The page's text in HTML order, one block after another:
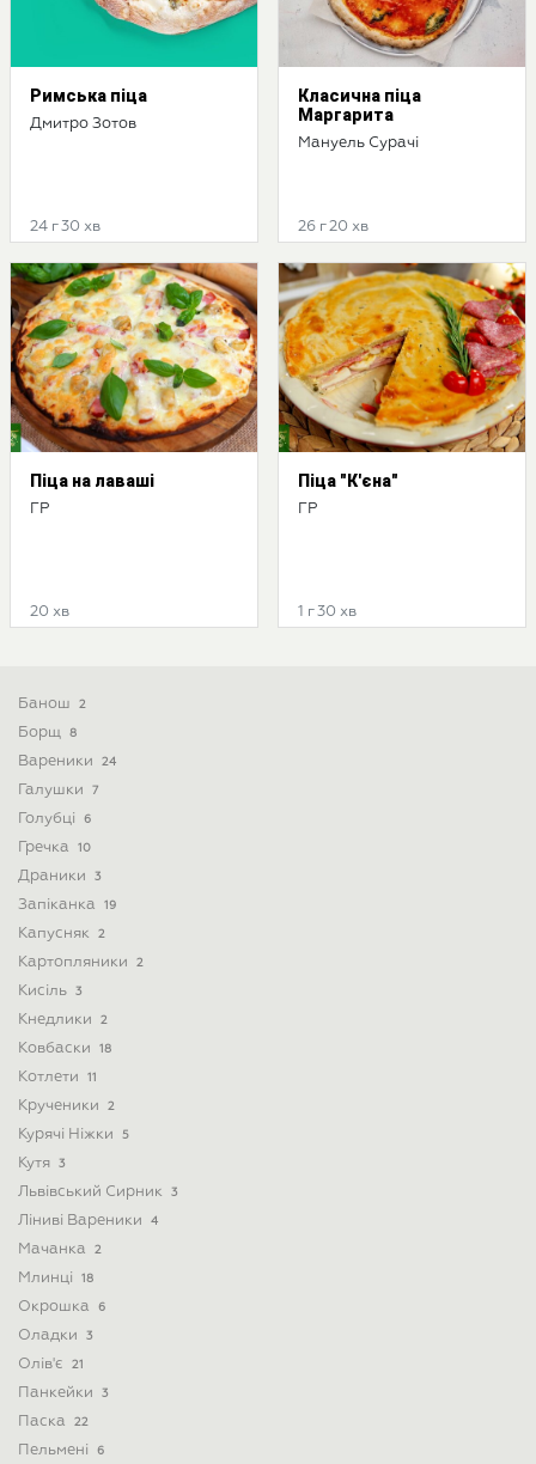
Римська піца
Дмитро Зотов
24 г 30 хв
Класична піца
Маргарита
Мануель Сурачі
26 г 20 хв
Піца на лаваші
ГР
20 хв
Піца "К'єна"
ГР
1 г 30 хв
Банош 2
Борщ 8
Вареники 24
Галушки 7
Голубці 6
Гречка 10
Драники 3
Запіканка 19
Капусняк 2
Картопляники 2
Кисіль 3
Кнедлики 2
Ковбаски 18
Котлети 11
Крученики 2
Курячі Ніжки 5
Кутя 3
Львівський Сирник 3
Ліниві Вареники 4
Мачанка 2
Млинці 18
Окрошка 6
Оладки 3
Олів'є 21
Панкейки 3
Паска 22
Пельмені 6